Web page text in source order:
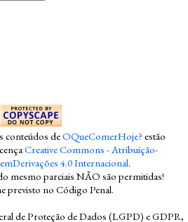
conteúdos deOQueComerHoje? estão
Creative Commons - Atribuição-
4.0 Internacional.
mesmo parciais NÃO são permitidas!
previsto no Código Penal.
de Proteção de Dados (LGPD) e GDPR,